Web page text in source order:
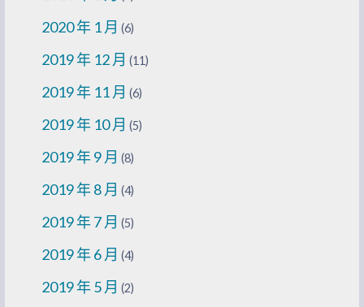
2020 年 1 月 (6)
2019 年 12 月 (11)
2019 年 11 月 (6)
2019 年 10 月 (5)
2019 年 9 月 (8)
2019 年 8 月 (4)
2019 年 7 月 (5)
2019 年 6 月 (4)
2019 年 5 月 (2)